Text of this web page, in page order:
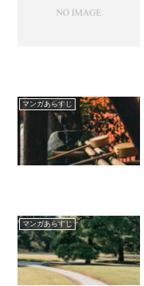
マンガあらすじ
マンガあらすじ